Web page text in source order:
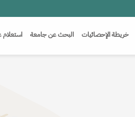
خريطة الإحصائيات البحث عن جامعة استعلام